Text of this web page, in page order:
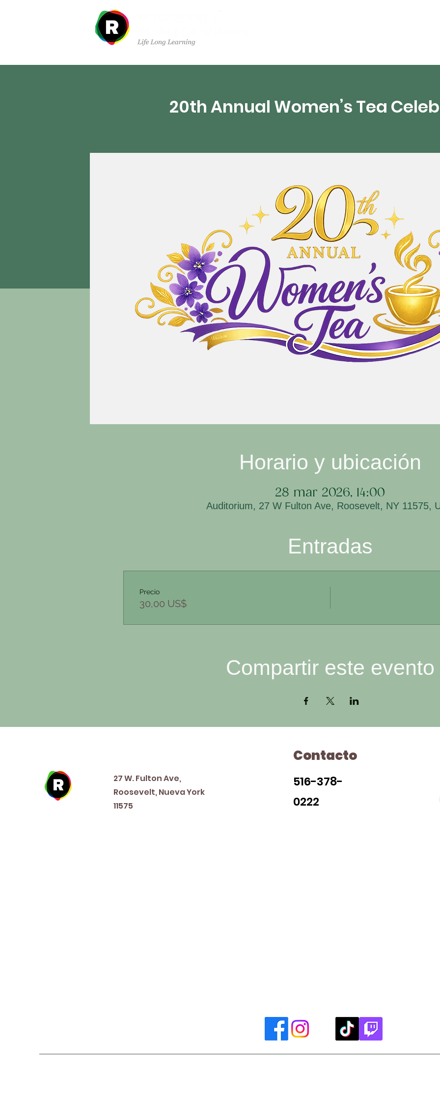
20th Annual Women’s Tea
Horario y ubicación
28 mar 2026, 14:00
Auditorium, 27 W Fulton Ave, Roosevelt, NY 11575,
Entradas
Precio
30,00 US$
Compartir este evento
27 W. Fulton Ave,
Roosevelt, Nueva York
11575
Contacto
516-378-
0222